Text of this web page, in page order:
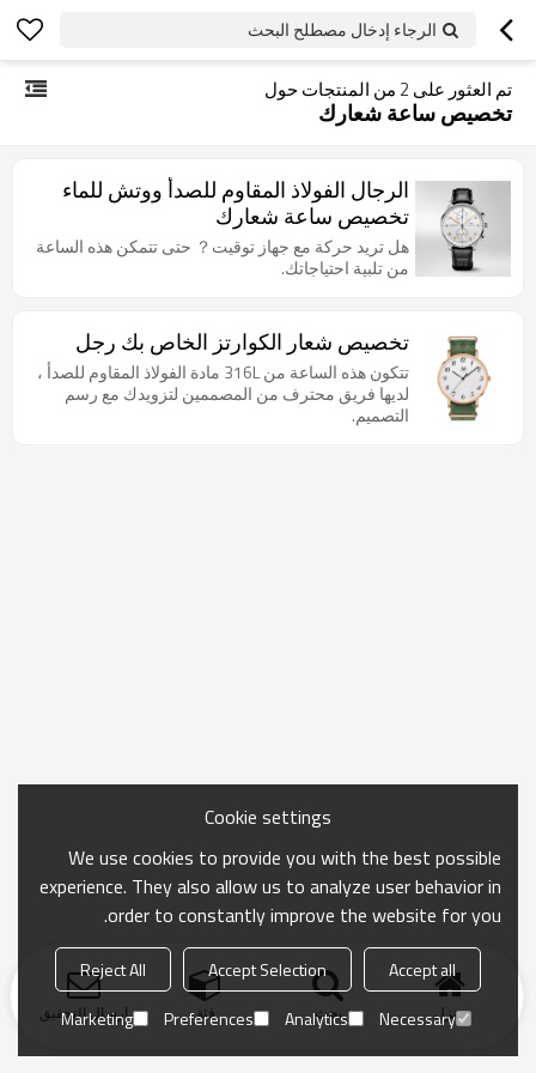
الرجاء إدخال مصطلح البحث
تم العثور على 2 من المنتجات حول
تخصيص ساعة شعارك
الرجال الفولاذ المقاوم للصدأ ووتش للماء
تخصيص ساعة شعارك
هل تريد حركة مع جهاز توقيت？ حتى تتمكن هذه الساعة
من تلبية احتياجاتك.
تخصيص شعار الكوارتز الخاص بك رجل
تتكون هذه الساعة من 316L مادة الفولاذ المقاوم للصدأ ،
لديها فريق محترف من المصممين لتزويدك مع رسم
التصميم.
منزل بحث فئة ارسال التحقيق
Cookie settings
We use cookies to provide you with the best possible
experience. They also allow us to analyze user behavior in
order to constantly improve the website for you.
Accept all
Accept Selection
Reject All
Necessary
Analytics
Preferences
Marketing